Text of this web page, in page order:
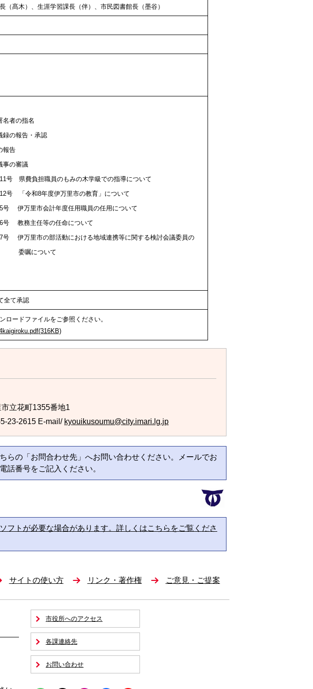
（髙木）、生涯学習課長（伴）、市民図書館長（墨谷）
者の指名
の報告・承認
報告
の審議
県費負担職員のもみの木学級での指導について
「令和8年度伊万里市の教育」について
伊万里市会計年度任用職員の任用について
教務主任等の任命について
伊万里市の部活動における地域連携等に関する検討会議委員の
ついて
全て承認
ロードファイルをご参照ください。
立花町1355番地1
23-2615 E-mail/ kyouikusoumu@city.imari.lg.jp
らの「お問合わせ先」へお問い合わせください。メールでお
話番号をご記入ください。
フトが必要な場合があります。詳しくはこちらをご覧くださ
サイトの使い方 リンク・著作権 ご意見・ご提案
市役所へのアクセス
各課連絡先
お問い合わせ